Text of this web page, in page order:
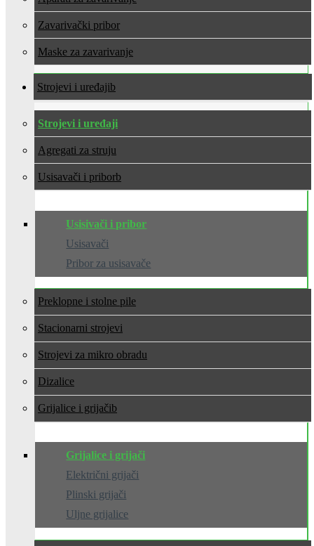
Zavarivački pribor
Maske za zavarivanje
Strojevi i uređaji
Strojevi i uređaji
Agregati za struju
Usisavači i pribor
Usisivači i pribor
Usisavači
Pribor za usisavače
Preklopne i stolne pile
Stacionarni strojevi
Strojevi za mikro obradu
Dizalice
Grijalice i grijači
Grijalice i grijači
Električni grijači
Plinski grijači
Uljne grijalice